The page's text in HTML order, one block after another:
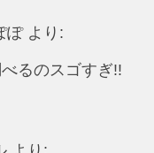
ぽ より:
るのスゴすぎ!!